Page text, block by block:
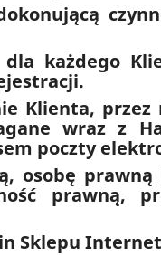
każdego
Klienta,
wraz z
poczty
osobę
prawną,
Sklepu